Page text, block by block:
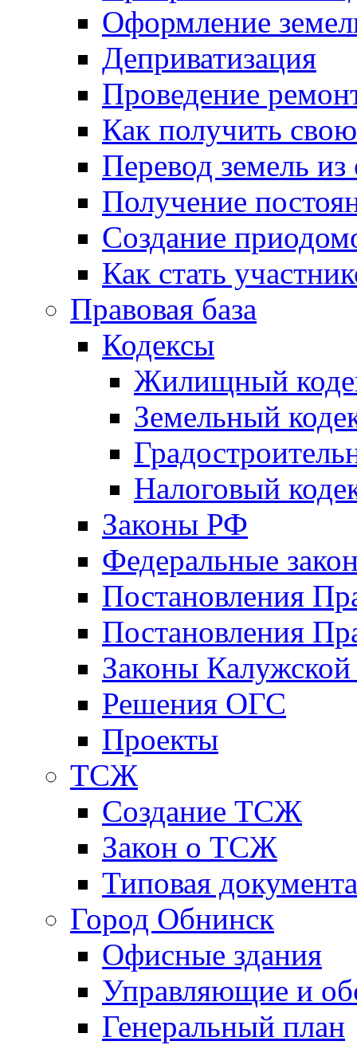
Оформление
Деприватизация
Проведение
Как получить
Перевод земель
Получение
Создание
Как стать
Правовая база
Кодексы
Жилищный
Земельный
Налоговый
Законы РФ
Федеральные
Постановления
Постановления
Законы Калужской
Решения ОГС
Проекты
ТСЖ
Создание ТСЖ
Закон о ТСЖ
Типовая
Город Обнинск
Офисные здания
Управляющие и
Генеральный план